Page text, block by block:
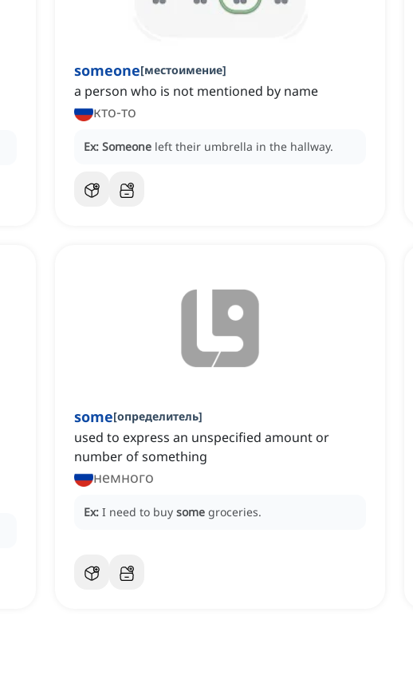
someone[местоимение]
a person who is not mentioned by name
кто-то
Ex: Someone left their umbrella in the hallway.
some[определитель]
used to express an unspecified amount or
number of something
немного
Ex: I need to buy some groceries.